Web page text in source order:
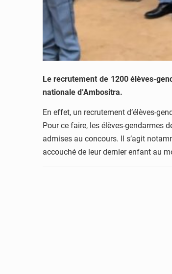
Le recrutement de 1200 élèves-
nationale d’Ambositra.
En effet, un recrutement d’élèves-
Pour ce faire, les élèves-gendarmes
admises au concours. Il s’agit
accouché de leur dernier enfant au